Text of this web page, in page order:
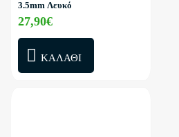
3.5mm Λευκό
27,90€
ΚΑΛΆΘΙ